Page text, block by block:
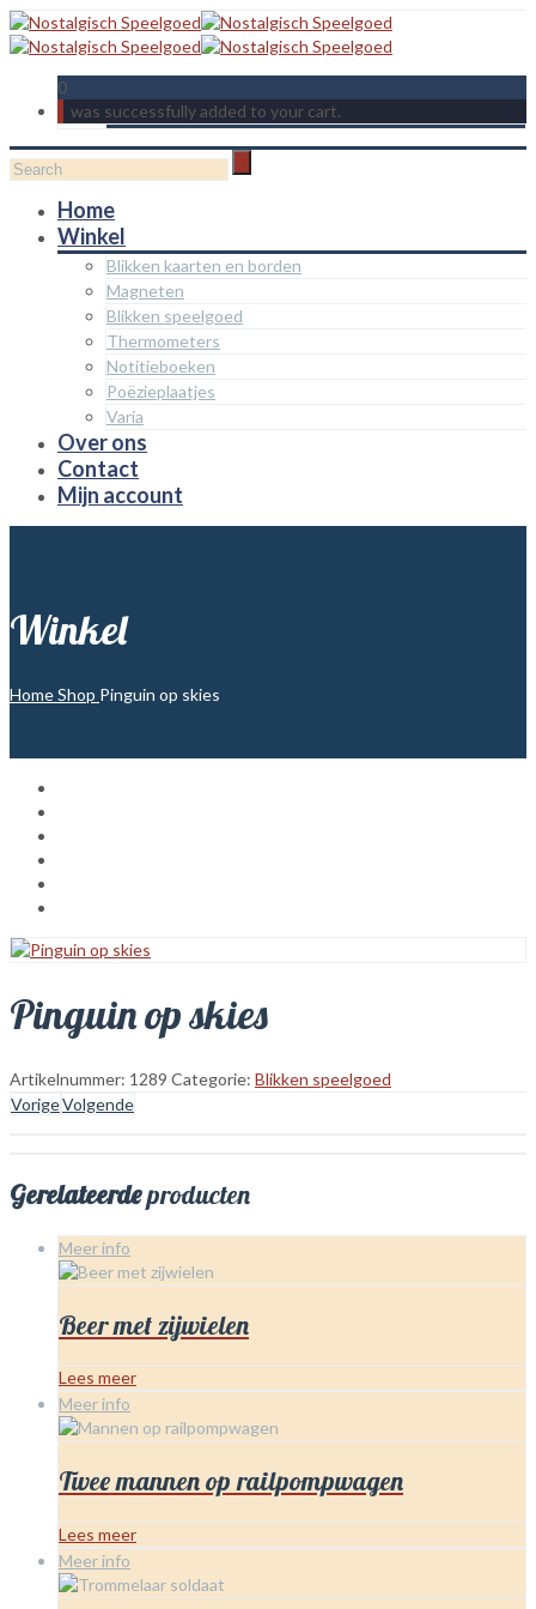
0
was successfully added to your cart.
Home
Winkel
Blikken kaarten en borden
Magneten
Blikken speelgoed
Thermometers
Notitieboeken
Poëzieplaatjes
Varia
Over ons
Contact
Mijn account
Winkel
HomeShop Pinguin op skies
Pinguin op skies
Artikelnummer: 1289 Categorie: Blikken speelgoed
VorigeVolgende
Gerelateerdeproducten
Meer info
Beer met zijwielen
Lees meer
Meer info
Twee mannen op railpompwagen
Lees meer
Meer info